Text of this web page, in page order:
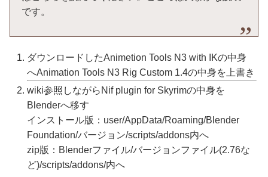
です。
ダウンロードしたAnimetion Tools N3 with IKの中身
へAnimation Tools N3 Rig Custom 1.4の中身を上書き
wiki参照しながらNif plugin for Skyrimの中身を
Blenderへ移す
インストール版：user/AppData/Roaming/Blender
Foundation/バージョン/scripts/addons内へ
zip版：Blenderファイル/バージョンファイル(2.76な
ど)/scripts/addons/内へ